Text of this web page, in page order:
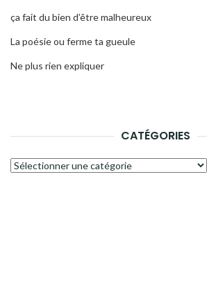
ça fait du bien d’être malheureux
La poésie ou ferme ta gueule
Ne plus rien expliquer
CATÉGORIES
Catégories